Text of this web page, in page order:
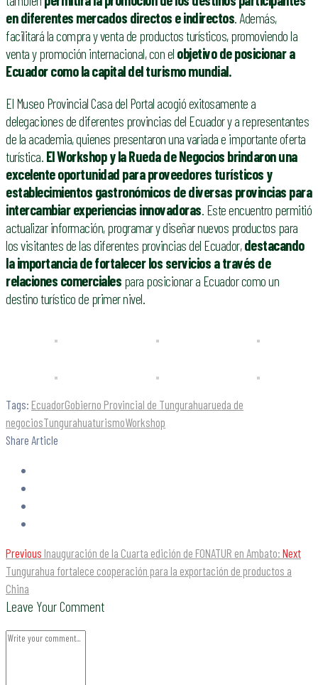
en diferentes mercados directos e indirectos. Además,
facilitará la compra y venta de productos turísticos, promoviendo la
venta y promoción internacional, con el objetivo de posicionar a
Ecuador como la capital del turismo mundial.
El Museo Provincial Casa del Portal acogió exitosamente a
delegaciones de diferentes provincias del Ecuador y a representantes
de la academia, quienes presentaron una variada e importante oferta
turística. El Workshop y la Rueda de Negocios brindaron una
excelente oportunidad para proveedores turísticos y
establecimientos gastronómicos de diversas provincias para
intercambiar experiencias innovadoras . Este encuentro permitió
actualizar información, programar y diseñar nuevos productos para
los visitantes de las diferentes provincias del Ecuador,destacando
la importancia de fortalecer los servicios a través de
relaciones comerciales para posicionar a Ecuador como un
destino turístico de primer nivel.
Tags: EcuadorGobierno Provincial de Tungurahuarueda de
negociosTungurahuaturismoWorkshop
Share Article
Previous Inauguración de la Cuarta edición de FONATUR en Ambato: Next
Tungurahua fortalece cooperación para la exportación de productos a
China
Leave Your Comment